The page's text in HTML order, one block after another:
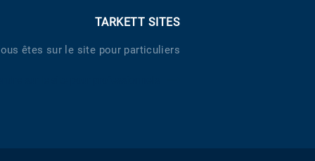
TARKETT SITES
êtes sur le site pour particuliers